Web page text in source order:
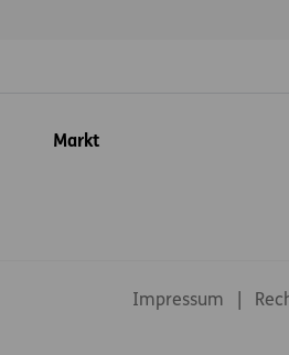
Markt
Footer-Links
Impressum